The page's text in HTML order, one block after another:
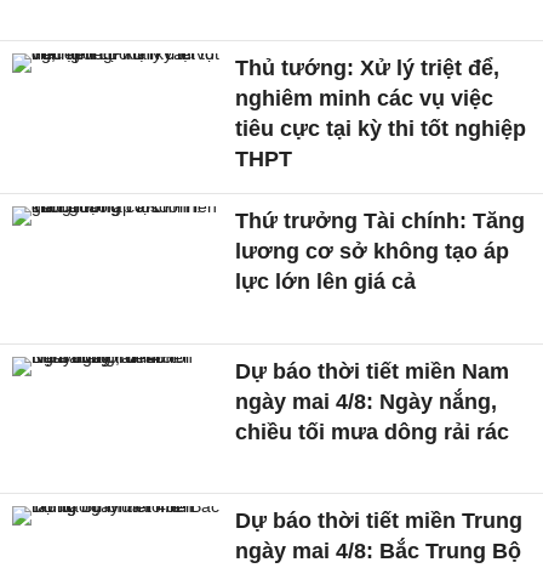
Thủ tướng: Xử lý triệt để,
nghiêm minh các vụ việc
tiêu cực tại kỳ thi tốt nghiệp
THPT
Thứ trưởng Tài chính: Tăng
lương cơ sở không tạo áp
lực lớn lên giá cả
Dự báo thời tiết miền Nam
ngày mai 4/8: Ngày nắng,
chiều tối mưa dông rải rác
Dự báo thời tiết miền Trung
ngày mai 4/8: Bắc Trung Bộ